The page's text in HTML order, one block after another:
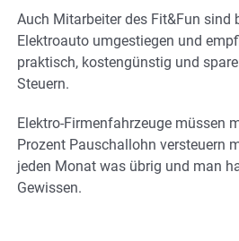
Auch Mitarbeiter des Fit&Fun sind
Elektroauto umgestiegen und
praktisch, kostengünstig und
Steuern.
Elektro-Firmenfahrzeuge müssen
Prozent Pauschallohn versteuern
jeden Monat was übrig und man
Gewissen.